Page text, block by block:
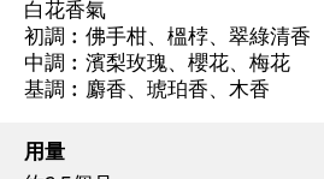
白花香氣
初調︰佛手柑、榲桲、翠綠清香
中調︰濱梨玫瑰、櫻花、梅花
基調︰麝香、琥珀香、木香
用量